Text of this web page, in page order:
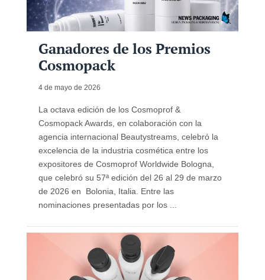
Ganadores de los Premios
Cosmopack
4 de mayo de 2026
La octava edición de los Cosmoprof &
Cosmopack Awards, en colaboración con la
agencia internacional Beautystreams, celebró la
excelencia de la industria cosmética entre los
expositores de Cosmoprof Worldwide Bologna,
que celebró su 57ª edición del 26 al 29 de marzo
de 2026 en Bolonia, Italia. Entre las
nominaciones presentadas por los ...